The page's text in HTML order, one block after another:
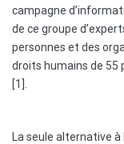
campagne
de ce groupe
personnes et des
droits humains de 55
[1].
La seule alternative